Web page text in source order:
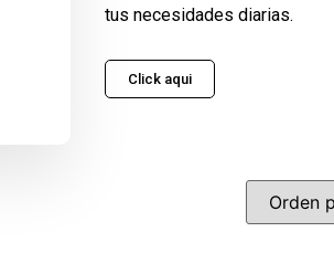
tus necesidades diarias.
Click aqui